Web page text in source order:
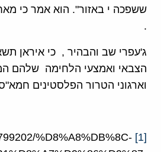
ששפכה י באזור". הוא אמר כי
.
ג'עפרי שב והבהיר , כי איראן
הצבאי ואמצעי הלחימה שלהם
וארגוני הטרור הפלסטינים
[1]
%D8%A8%DB%8C-